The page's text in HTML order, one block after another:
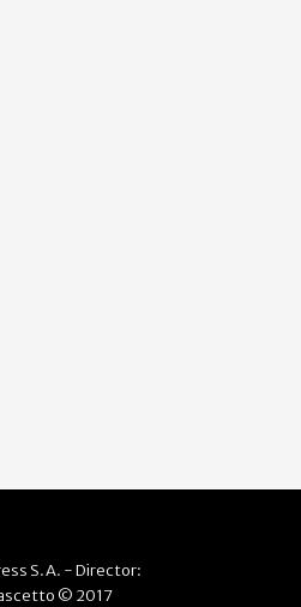
S.A. - Director:
© 2017